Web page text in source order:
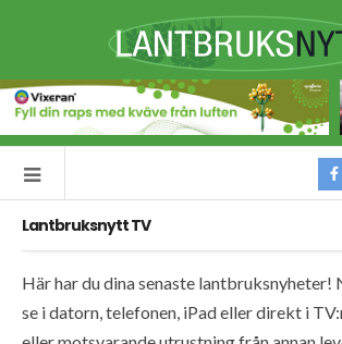
Lantbruksnytt TV
Här har du dina senaste lantbruksnyheter!
se i datorn, telefonen, iPad eller direkt i